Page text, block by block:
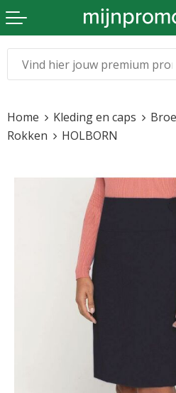
Kleding & caps
Werkkleding
Tassen en reizen
Beurs en evenementen
Bloemen en planten
Sinterklaas
Home Kleding en caps
Rokken
HOLBORN